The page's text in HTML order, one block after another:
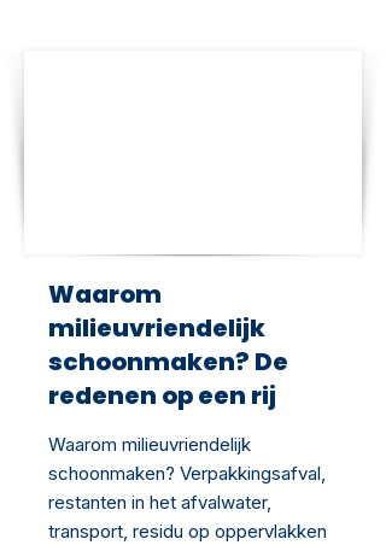
Waarom
milieuvriendelijk
schoonmaken? De
redenen op een rij
Waarom milieuvriendelijk
schoonmaken? Verpakkingsafval,
restanten in het afvalwater,
transport, residu op oppervlakken